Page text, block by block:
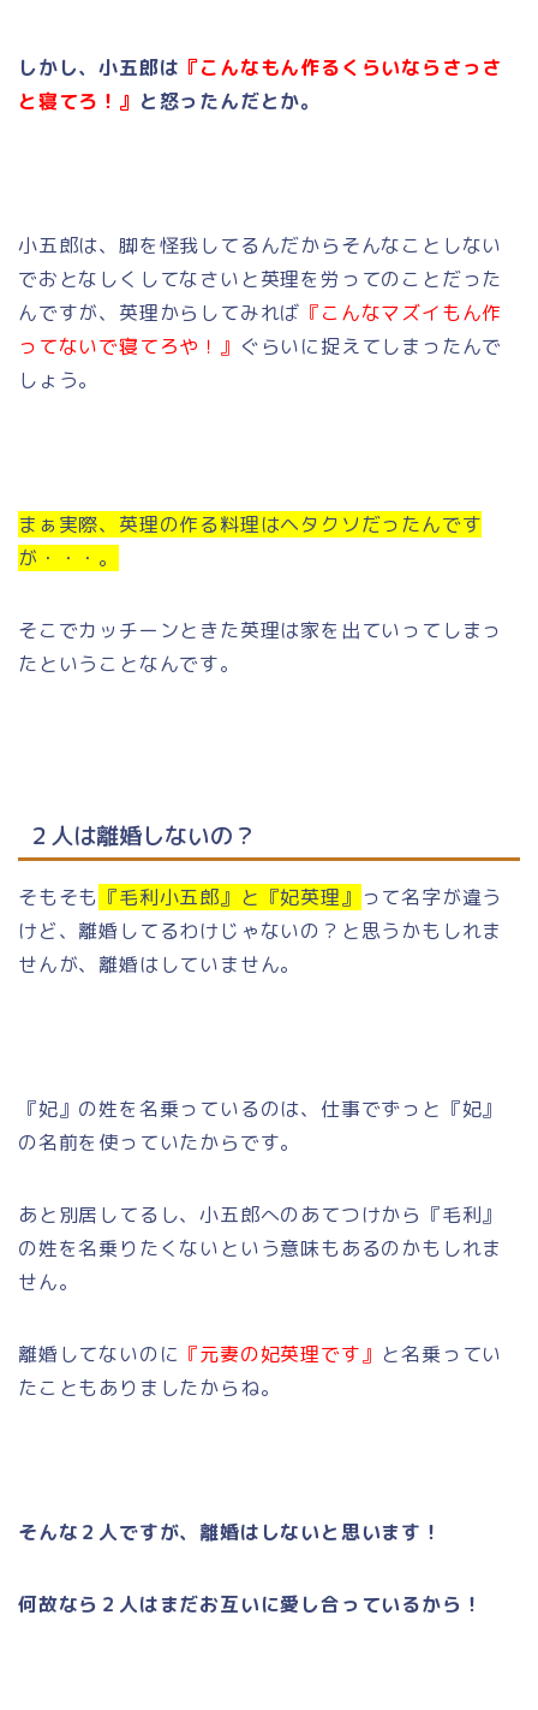
しかし、小五郎は 『こんなもん作るくらいならさっさ
と寝てろ！』 と怒ったんだとか。
小五郎は、脚を怪我してるんだからそんなことしない
でおとなしくしてなさいと英理を労ってのことだった
んですが、英理からしてみれば 『こんなマズイもん作
ってないで寝てろや！』 ぐらいに捉えてしまったんで
しょう。
まぁ実際、英理の作る料理はヘタクソだったんです
が・・・。
そこでカッチーンときた英理は家を出ていってしまっ
たということなんです。
２人は離婚しないの？
そもそも 『毛利小五郎』と『妃英理』 って名字が違う
けど、離婚してるわけじゃないの？と思うかもしれま
せんが、離婚はしていません。
『妃』の姓を名乗っているのは、仕事でずっと『妃』
の名前を使っていたからです。
あと別居してるし、小五郎へのあてつけから『毛利』
の姓を名乗りたくないという意味もあるのかもしれま
せん。
離婚してないのに 『元妻の妃英理です』 と名乗ってい
たこともありましたからね。
そんな２人ですが、離婚はしないと思います！
何故なら２人はまだお互いに愛し合っているから！